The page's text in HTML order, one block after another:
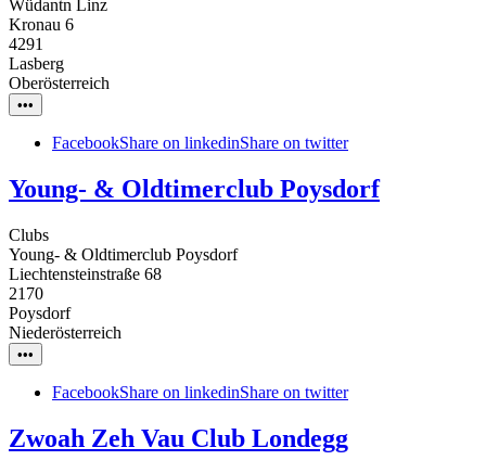
Wüdantn Linz
Kronau 6
4291
Lasberg
Oberösterreich
•••
FacebookShare on linkedinShare on twitter
Young- & Oldtimerclub Poysdorf
Clubs
Young- & Oldtimerclub Poysdorf
Liechtensteinstraße 68
2170
Poysdorf
Niederösterreich
•••
FacebookShare on linkedinShare on twitter
Zwoah Zeh Vau Club Londegg